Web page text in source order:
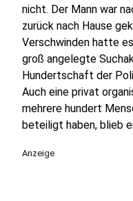
nicht. Der Mann war
zurück nach Hause
Verschwinden hatte
groß angelegte
Hundertschaft der
Auch eine privat
mehrere hundert
beteiligt haben, blieb
Anzeige